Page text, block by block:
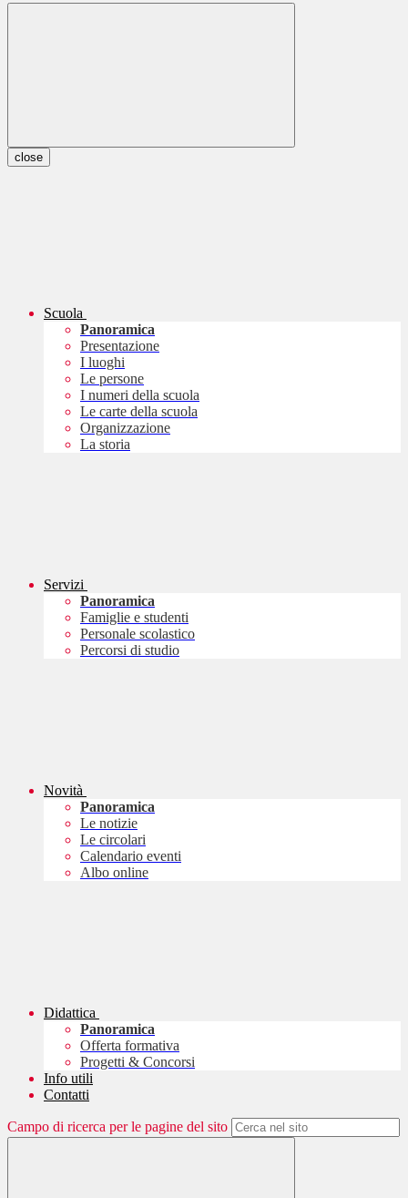
close
Scuola
Panoramica
Presentazione
I luoghi
Le persone
I numeri della scuola
Le carte della scuola
Organizzazione
La storia
Servizi
Panoramica
Famiglie e studenti
Personale scolastico
Percorsi di studio
Novità
Panoramica
Le notizie
Le circolari
Calendario eventi
Albo online
Didattica
Panoramica
Offerta formativa
Progetti & Concorsi
Info utili
Contatti
Campo di ricerca per le pagine del sito